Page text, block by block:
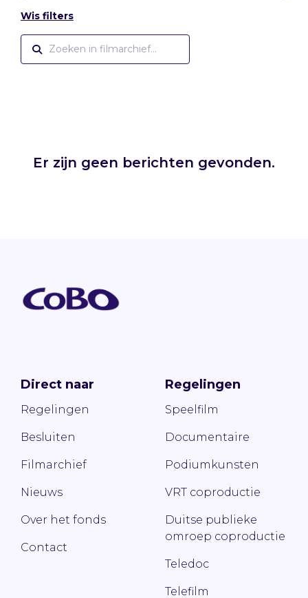
Wis filters
Er zijn geen berichten gevonden.
Direct naar
Regelingen
Besluiten
Filmarchief
Nieuws
Over het fonds
Contact
Regelingen
Speelfilm
Documentaire
Podiumkunsten
VRT coproductie
Duitse publieke
omroep coproductie
Teledoc
Telefilm